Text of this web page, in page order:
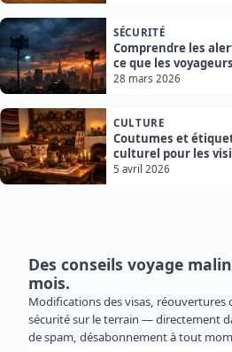
SÉCURITÉ
Comprendre les
ce que les
28 mars 2026
CULTURE
Coutumes et
culturel pour les
5 avril 2026
Des conseils voyage
mois.
Modifications des visas, réouvertures
sécurité sur le terrain — directement
de spam, désabonnement à tout